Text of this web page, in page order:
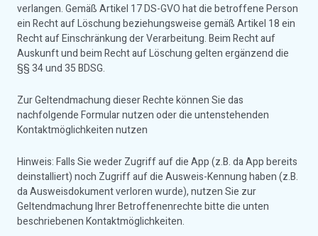
verlangen. Gemäß Artikel 17 DS-GVO hat die betroffene Person
ein Recht auf Löschung beziehungsweise gemäß Artikel 18 ein
Recht auf Einschränkung der Verarbeitung. Beim Recht auf
Auskunft und beim Recht auf Löschung gelten ergänzend die
§§ 34 und 35 BDSG.
Zur Geltendmachung dieser Rechte können Sie das
nachfolgende Formular nutzen oder die untenstehenden
Kontaktmöglichkeiten nutzen
Hinweis: Falls Sie weder Zugriff auf die App (z.B. da App bereits
deinstalliert) noch Zugriff auf die Ausweis-Kennung haben (z.B.
da Ausweisdokument verloren wurde), nutzen Sie zur
Geltendmachung Ihrer Betroffenenrechte bitte die unten
beschriebenen Kontaktmöglichkeiten.